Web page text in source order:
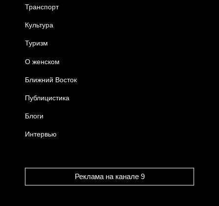
Транспорт
Культура
Туризм
О женском
Ближний Восток
Публицистика
Блоги
Интервью
Реклама на канале 9